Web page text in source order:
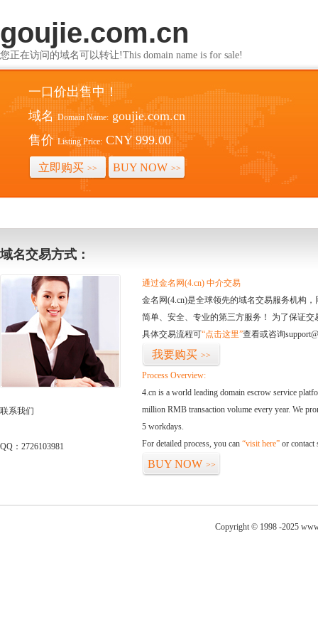
goujie.com.cn
您正在访问的域名可以转让!This domain name is for sale!
一口价出售中！
域名 Domain Name: goujie.com.cn
售价 Listing Price: CNY 999.00
立即购买 >> BUY NOW >>
域名交易方式：
联系我们
QQ：2726103981
通过金名网(4.cn) 中介交易
金名网(4.cn)是全球领先的域名交易服务机构
简单、安全、专业的第三方服务！ 为了保证
具体交易流程可“点击这里”查看或咨询
我要购买 >>
Process Overview:
4.cn is a world leading domain escrow service
million RMB transaction volume every year. We
5 workdays.
For detailed process, you can “visit here” or contact
BUY NOW >>
Copyright © 1998 -2025